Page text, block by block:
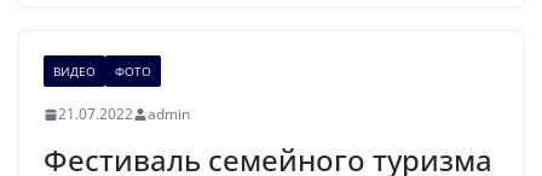
ВИДЕО ФОТО
21.07.2022 admin
Фестиваль семейного туризма